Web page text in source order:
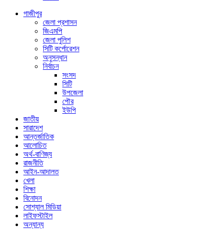
গাজীপুর
জেলা প্রশাসন
জিএমপি
জেলা পুলিশ
সিটি কর্পোরেশন
অনুসন্ধান
নির্বাচন
সংসদ
সিটি
উপজেলা
পৌর
ইউপি
জাতীয়
সারাদেশ
আন্তর্জাতিক
আলোচিত
অর্থ-বাণিজ্য
রাজনীতি
আইন-আদালত
খেলা
শিক্ষা
বিনোদন
সোশ্যাল মিডিয়া
লাইফস্টাইল
অন্যান্য